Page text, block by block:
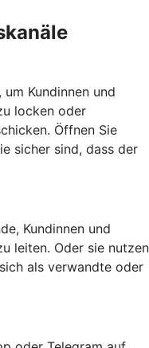
Kundinnen und
locken oder
Öffnen Sie
sicher sind, dass der
Kundinnen und
leiten. Oder sie nutzen
als verwandte oder